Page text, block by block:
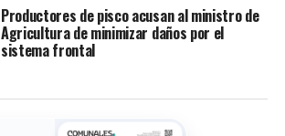
Productores de pisco acusan al ministro de
Agricultura de minimizar daños por el
sistema frontal